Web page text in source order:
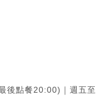
後點餐20:00)｜週五至